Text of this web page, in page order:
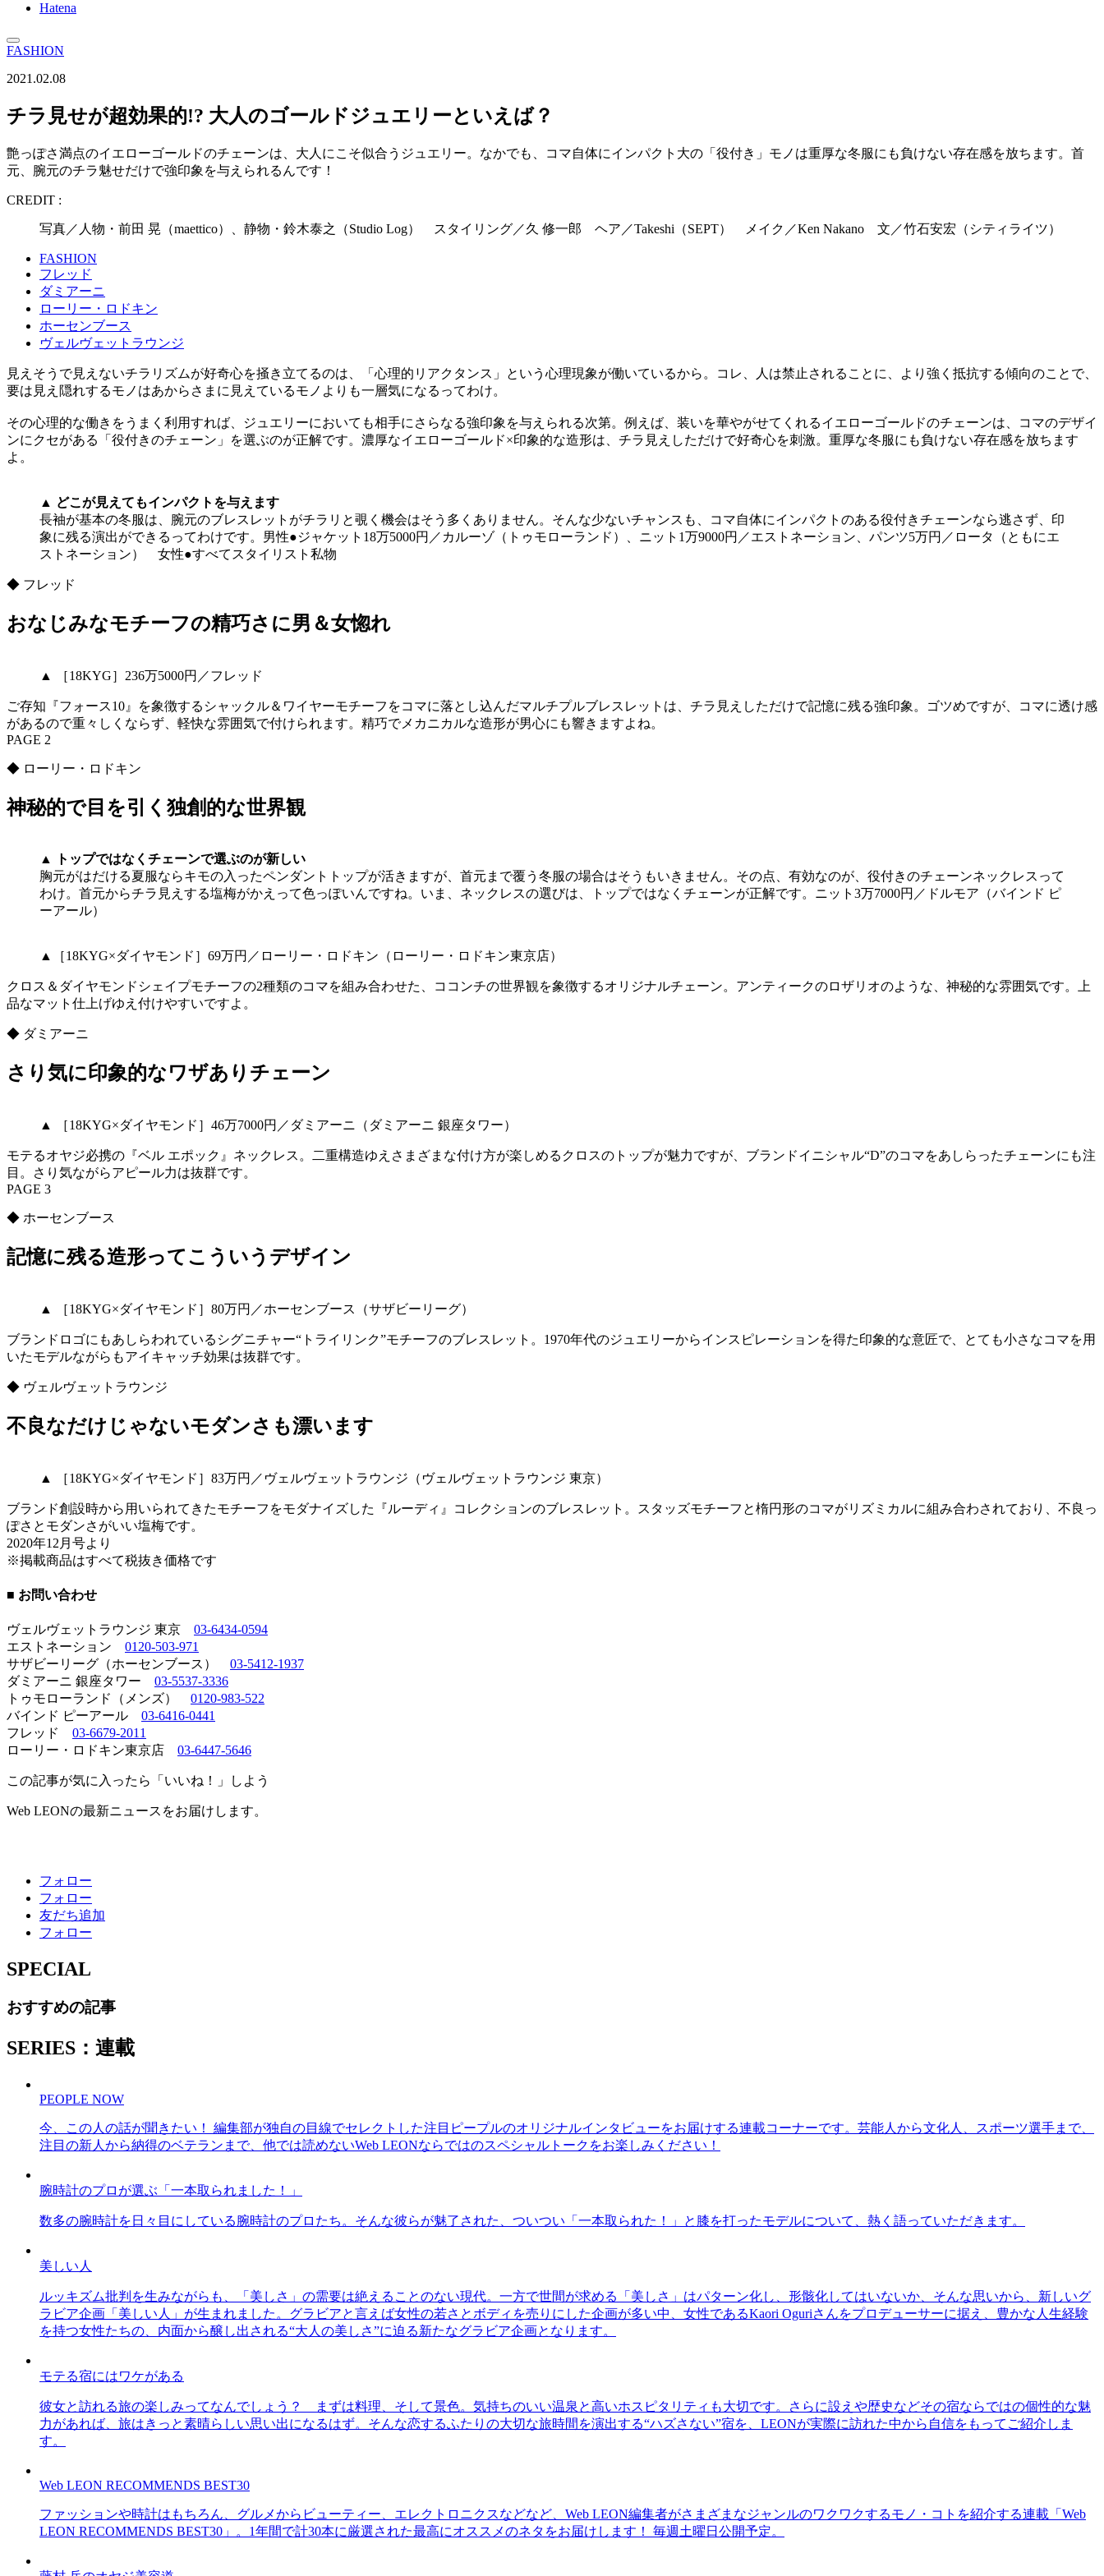
Hatena
FASHION
2021.02.08
チラ見せが超効果的!? 大人のゴールドジュエリーといえば？
艶っぽさ満点のイエローゴールドのチェーンは、大人にこそ似合うジュエリー。なかでも、コマ自体にインパクト大の「役付き」モノは重厚な冬服にも負けない存在感を放ちます。首
元、腕元のチラ魅せだけで強印象を与えられるんです！
CREDIT :
写真／人物・前田 晃（maettico）、静物・鈴木泰之（Studio Log） スタイリング／久 修一郎 ヘア／Takeshi（SEPT） メイク／Ken Nakano 文／竹石安宏（シティライツ）
FASHION
フレッド
ダミアーニ
ローリー・ロドキン
ホーセンブース
ヴェルヴェットラウンジ
見えそうで見えないチラリズムが好奇心を掻き立てるのは、「心理的リアクタンス」という心理現象が働いているから。コレ、人は禁止されることに、より強く抵抗する傾向のことで、
要は見え隠れするモノはあからさまに見えているモノよりも一層気になるってわけ。
その心理的な働きをうまく利用すれば、ジュエリーにおいても相手にさらなる強印象を与えられる次第。例えば、装いを華やがせてくれるイエローゴールドのチェーンは、コマのデザイ
ンにクセがある「役付きのチェーン」を選ぶのが正解です。濃厚なイエローゴールド×印象的な造形は、チラ見えしただけで好奇心を刺激。重厚な冬服にも負けない存在感を放ちます
よ。
▲ どこが見えてもインパクトを与えます
長袖が基本の冬服は、腕元のブレスレットがチラリと覗く機会はそう多くありません。そんな少ないチャンスも、コマ自体にインパクトのある役付きチェーンなら逃さず、印
象に残る演出ができるってわけです。男性●ジャケット18万5000円／カルーゾ（トゥモローランド）、ニット1万9000円／エストネーション、パンツ5万円／ロータ（ともにエ
ストネーション） 女性●すべてスタイリスト私物
◆ フレッド
おなじみなモチーフの精巧さに男＆女惚れ
▲ ［18KYG］236万5000円／フレッド
ご存知『フォース10』を象徴するシャックル＆ワイヤーモチーフをコマに落とし込んだマルチプルブレスレットは、チラ見えしただけで記憶に残る強印象。ゴツめですが、コマに透け感
があるので重々しくならず、軽快な雰囲気で付けられます。精巧でメカニカルな造形が男心にも響きますよね。
PAGE 2
◆ ローリー・ロドキン
神秘的で目を引く独創的な世界観
▲ トップではなくチェーンで選ぶのが新しい
胸元がはだける夏服ならキモの入ったペンダントトップが活きますが、首元まで覆う冬服の場合はそうもいきません。その点、有効なのが、役付きのチェーンネックレスって
わけ。首元からチラ見えする塩梅がかえって色っぽいんですね。いま、ネックレスの選びは、トップではなくチェーンが正解です。ニット3万7000円／ドルモア（バインド ピ
ーアール）
▲［18KYG×ダイヤモンド］69万円／ローリー・ロドキン（ローリー・ロドキン東京店）
クロス＆ダイヤモンドシェイプモチーフの2種類のコマを組み合わせた、ココンチの世界観を象徴するオリジナルチェーン。アンティークのロザリオのような、神秘的な雰囲気です。上
品なマット仕上げゆえ付けやすいですよ。
◆ ダミアーニ
さり気に印象的なワザありチェーン
▲ ［18KYG×ダイヤモンド］46万7000円／ダミアーニ（ダミアーニ 銀座タワー）
モテるオヤジ必携の『ベル エポック』ネックレス。二重構造ゆえさまざまな付け方が楽しめるクロスのトップが魅力ですが、ブランドイニシャル“D”のコマをあしらったチェーンにも注
目。さり気ながらアピール力は抜群です。
PAGE 3
◆ ホーセンブース
記憶に残る造形ってこういうデザイン
▲ ［18KYG×ダイヤモンド］80万円／ホーセンブース（サザビーリーグ）
ブランドロゴにもあしらわれているシグニチャー“トライリンク”モチーフのブレスレット。1970年代のジュエリーからインスピレーションを得た印象的な意匠で、とても小さなコマを用
いたモデルながらもアイキャッチ効果は抜群です。
◆ ヴェルヴェットラウンジ
不良なだけじゃないモダンさも漂います
▲ ［18KYG×ダイヤモンド］83万円／ヴェルヴェットラウンジ（ヴェルヴェットラウンジ 東京）
ブランド創設時から用いられてきたモチーフをモダナイズした『ルーディ』コレクションのブレスレット。スタッズモチーフと楕円形のコマがリズミカルに組み合わされており、不良っ
ぽさとモダンさがいい塩梅です。
2020年12月号より
※掲載商品はすべて税抜き価格です
■ お問い合わせ
ヴェルヴェットラウンジ 東京 03-6434-0594
エストネーション 0120-503-971
サザビーリーグ（ホーセンブース） 03-5412-1937
ダミアーニ 銀座タワー 03-5537-3336
トゥモローランド（メンズ） 0120-983-522
バインド ピーアール 03-6416-0441
フレッド 03-6679-2011
ローリー・ロドキン東京店 03-6447-5646
この記事が気に入ったら「いいね！」しよう
Web LEONの最新ニュースをお届けします。
フォロー
フォロー
友だち追加
フォロー
SPECIAL
おすすめの記事
SERIES：連載
PEOPLE NOW
今、この人の話が聞きたい！ 編集部が独自の目線でセレクトした注目ピープルのオリジナルインタビューをお届けする連載コーナーです。芸能人から文化人、スポーツ選手まで、
注目の新人から納得のベテランまで、他では読めないWeb LEONならではのスペシャルトークをお楽しみください！
腕時計のプロが選ぶ「一本取られました！」
数多の腕時計を日々目にしている腕時計のプロたち。そんな彼らが魅了された、ついつい「一本取られた！」と膝を打ったモデルについて、熱く語っていただきます。
美しい人
ルッキズム批判を生みながらも、「美しさ」の需要は絶えることのない現代。一方で世間が求める「美しさ」はパターン化し、形骸化してはいないか、そんな思いから、新しいグ
ラビア企画「美しい人」が生まれました。グラビアと言えば女性の若さとボディを売りにした企画が多い中、女性であるKaori Oguriさんをプロデューサーに据え、豊かな人生経験
を持つ女性たちの、内面から醸し出される“大人の美しさ”に迫る新たなグラビア企画となります。
モテる宿にはワケがある
彼女と訪れる旅の楽しみってなんでしょう？ まずは料理、そして景色。気持ちのいい温泉と高いホスピタリティも大切です。さらに設えや歴史などその宿ならではの個性的な魅
力があれば、旅はきっと素晴らしい思い出になるはず。そんな恋するふたりの大切な旅時間を演出する“ハズさない”宿を、LEONが実際に訪れた中から自信をもってご紹介しま
す。
Web LEON RECOMMENDS BEST30
ファッションや時計はもちろん、グルメからビューティー、エレクトロニクスなどなど、Web LEON編集者がさまざまなジャンルのワクワクするモノ・コトを紹介する連載「Web
LEON RECOMMENDS BEST30」。1年間で計30本に厳選された最高にオススメのネタをお届けします！ 毎週土曜日公開予定。